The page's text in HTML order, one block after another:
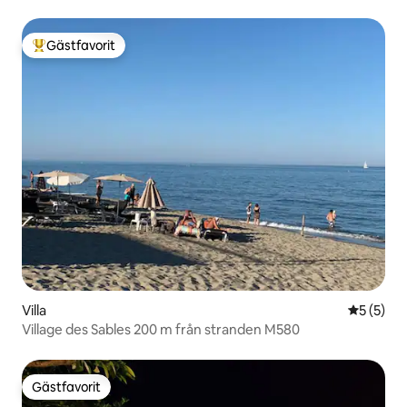
Populär gästfavorit
Gästfavorit
Villa 5 av 5 i
5 (5)
Village des Sables 200 m från stranden M580
Gästfavorit
Gästfavorit